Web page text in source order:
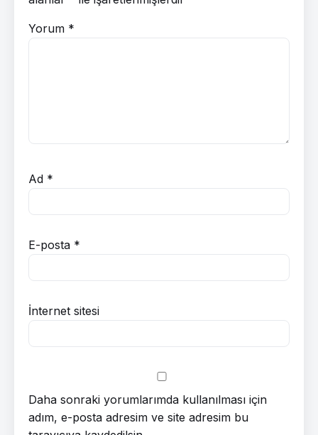
Yorum *
Ad *
E-posta *
İnternet sitesi
Daha sonraki yorumlarımda kullanılması için
adım, e-posta adresim ve site adresim bu